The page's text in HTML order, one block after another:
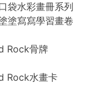
袋水彩畫冊系列
塗寫寫學習畫卷
Rock骨牌
Rock水畫卡